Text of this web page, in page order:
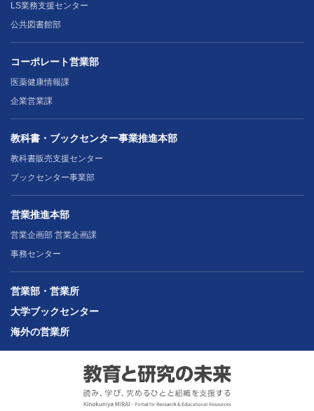
LS業務支援センター
公共図書館部
コーポレート営業部
医薬健康情報課
企業営業課
教科書・ブックセンター事業推進本部
教科書販売支援センター
ブックセンター事業部
営業推進本部
営業企画部 営業企画課
事務センター
営業部・営業所
大学ブックセンター
海外の営業所